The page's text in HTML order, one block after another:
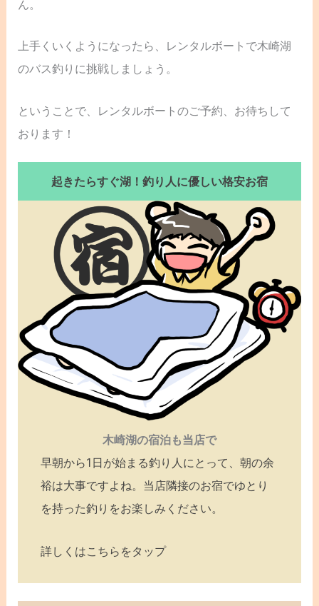
ん。
上手くいくようになったら、レンタルボートで木崎湖
のバス釣りに挑戦しましょう。
ということで、レンタルボートのご予約、お待ちして
おります！
起きたらすぐ湖！釣り人に優しい格安お宿
木崎湖の宿泊も当店で
早朝から1日が始まる釣り人にとって、朝の余
裕は大事ですよね。当店隣接のお宿でゆとり
を持った釣りをお楽しみください。
詳しくはこちらをタップ